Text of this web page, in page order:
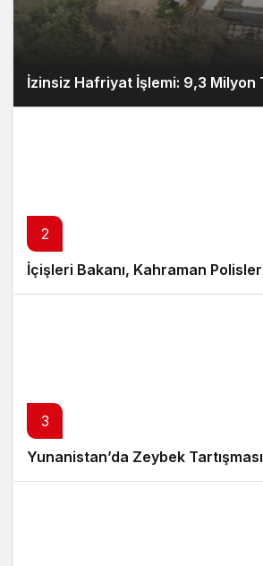
İzinsiz Hafriyat İşlemi: 9,3 Milyon
2
İçişleri Bakanı, Kahraman
3
Yunanistan’da Zeybek